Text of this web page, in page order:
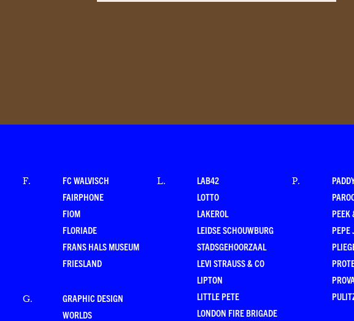
F.
FC WALVISCH
FAIRPHONE
FIOM
FLORIADE
FRANS HALS MUSEUM
FRIESLAND
G.
GRAPHIC DESIGN
WORLDS
L.
LAB42
LOTTO
LAKEROL
LEIDSE SCHOUWBURG
STADSGEHOORZAAL
LEVI STRAUSS & CO
LIPTON
LITTLE PETE
LONDON FIRE BRIGADE
P.
PEEK
PEPE